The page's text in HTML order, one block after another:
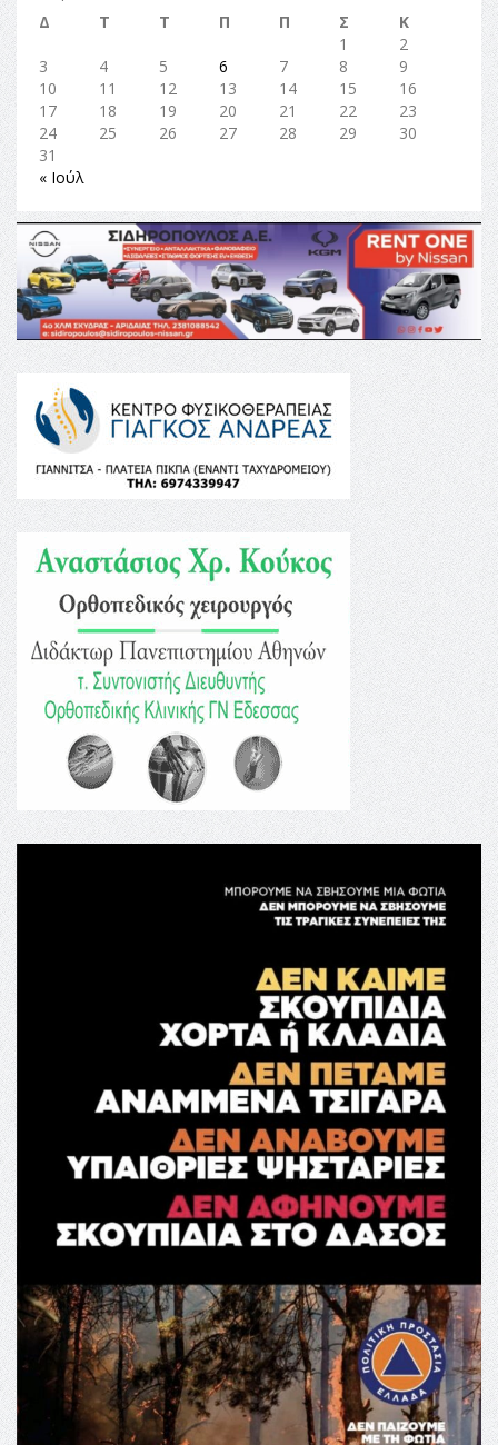
Δ
Τ Τ Π Π Σ
Κ
1
2
3
4 5 6 7 8
9
10
11 12 13 14 15
16
17
18 19 20 21 22
23
24
25 26 27 28 29
30
31
« Ιούλ